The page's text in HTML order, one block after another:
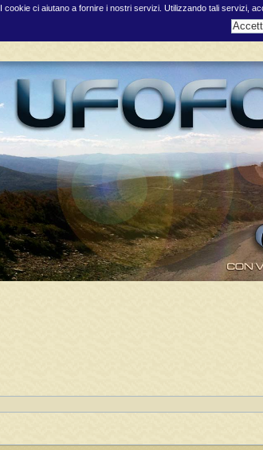
I cookie ci aiutano a fornire i nostri servizi. Utilizzando tali servizi,